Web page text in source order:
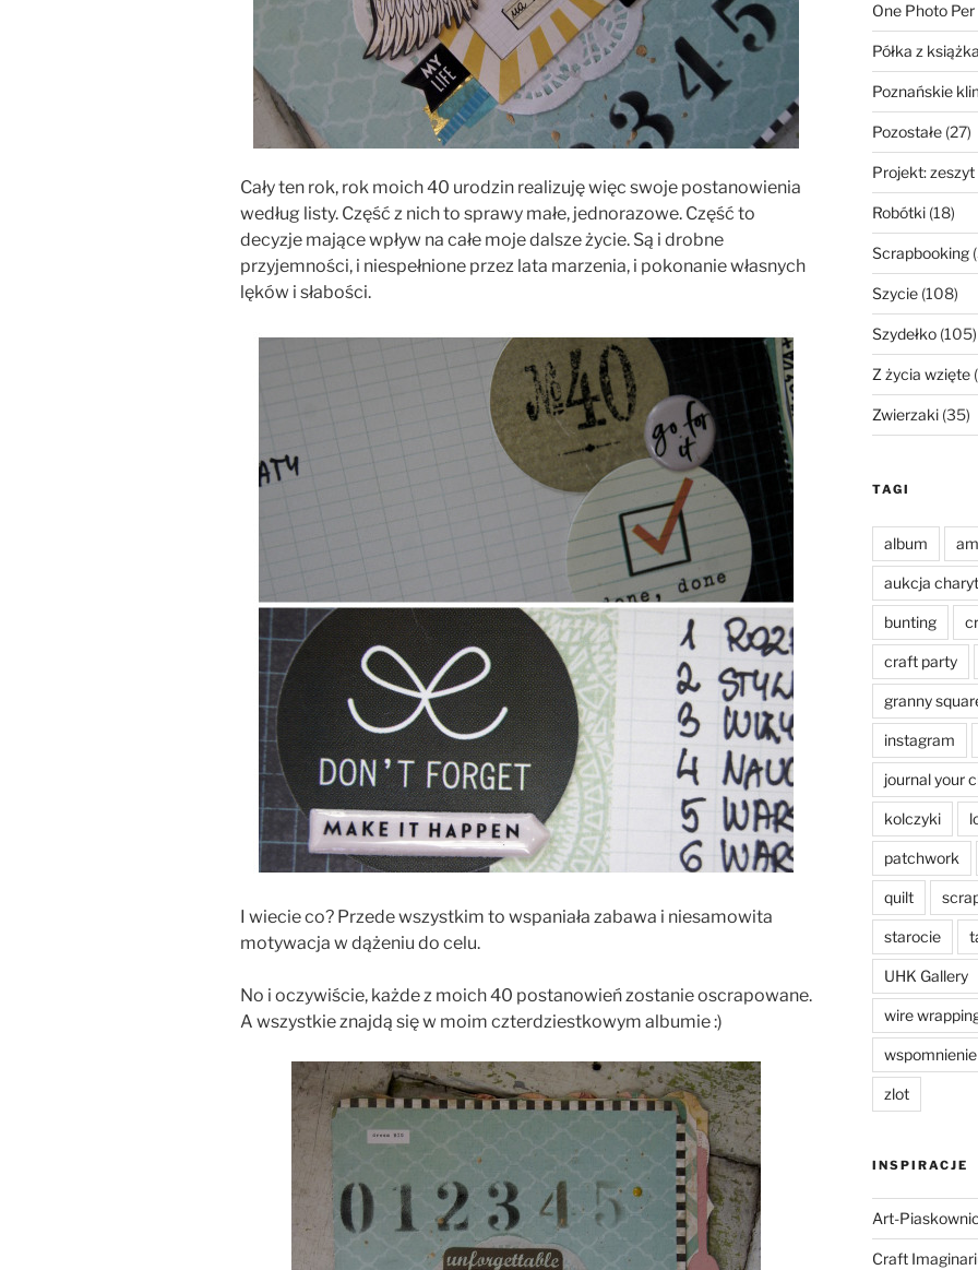
Cały ten rok, rok moich 40 urodzin realizuję więc swoje postanowienia
według listy. Część z nich to sprawy małe, jednorazowe. Część to
decyzje mające wpływ na całe moje dalsze życie. Są i drobne
przyjemności, i niespełnione przez lata marzenia, i pokonanie własnych
lęków i słabości.
I wiecie co? Przede wszystkim to wspaniała zabawa i niesamowita
motywacja w dążeniu do celu.
No i oczywiście, każde z moich 40 postanowień zostanie oscrapowane.
A wszystkie znajdą się w moim czterdziestkowym albumie :)
One Photo Per
Półka z
Poznańskie
Pozostałe(27)
Projekt: zeszyt
Robótki(18)
Scrapbooking
Szycie(108)
Szydełko(105)
Z życia wzięte
Zwierzaki(35)
TAGI
album
aukcja
bunting
craft party
granny
instagram
journal your
kolczyki
patchwork
quilt
starocie
UHK Gallery
wire
wspomnienie
zlot
INSPIRACJE
Art-
Craft